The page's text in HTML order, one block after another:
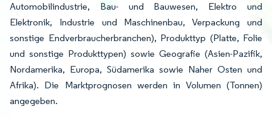
Automobilindustrie, Bau- und Bauwesen, Elektro und
Elektronik, Industrie und Maschinenbau, Verpackung und
sonstige Endverbraucherbranchen), Produkttyp (Platte, Folie
und sonstige Produkttypen) sowie Geografie (Asien-Pazifik,
Nordamerika, Europa, Südamerika sowie Naher Osten und
Afrika). Die Marktprognosen werden in Volumen (Tonnen)
angegeben.